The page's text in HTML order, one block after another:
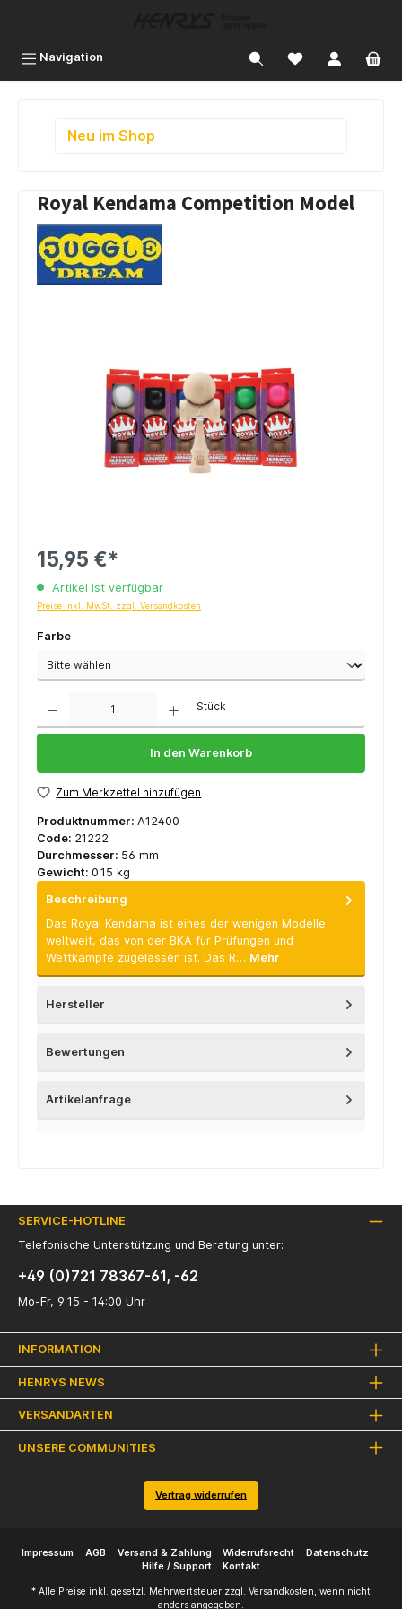
Navigation
Neu im Shop
Royal Kendama Competition Model
15,95 €*
Artikel ist verfügbar
Preise inkl. MwSt. zzgl. Versandkosten
Farbe
Stück
In den Warenkorb
Zum Merkzettel hinzufügen
Produktnummer: A12400
Code: 21222
Durchmesser: 56 mm
Gewicht: 0.15 kg
Beschreibung
Das Royal Kendama ist eines der wenigen Modelle
weltweit, das von der BKA für Prüfungen und
Wettkämpfe zugelassen ist. Das R… Mehr
Hersteller
Bewertungen
Artikelanfrage
SERVICE-HOTLINE
Telefonische Unterstützung und Beratung unter:
+49 (0)721 78367-61, -62
Mo-Fr, 9:15 - 14:00 Uhr
INFORMATION
HENRYS NEWS
VERSANDARTEN
UNSERE COMMUNITIES
Vertrag widerrufen
Impressum AGB Versand & Zahlung Widerrufsrecht
Datenschutz
Hilfe / Support
Kontakt
* Alle Preise inkl. gesetzl. Mehrwertsteuer zzgl. Versandkosten, wenn nicht
anders angegeben.